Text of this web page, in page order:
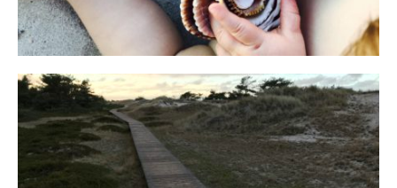
Fischland
12. FEBRUAR 2019